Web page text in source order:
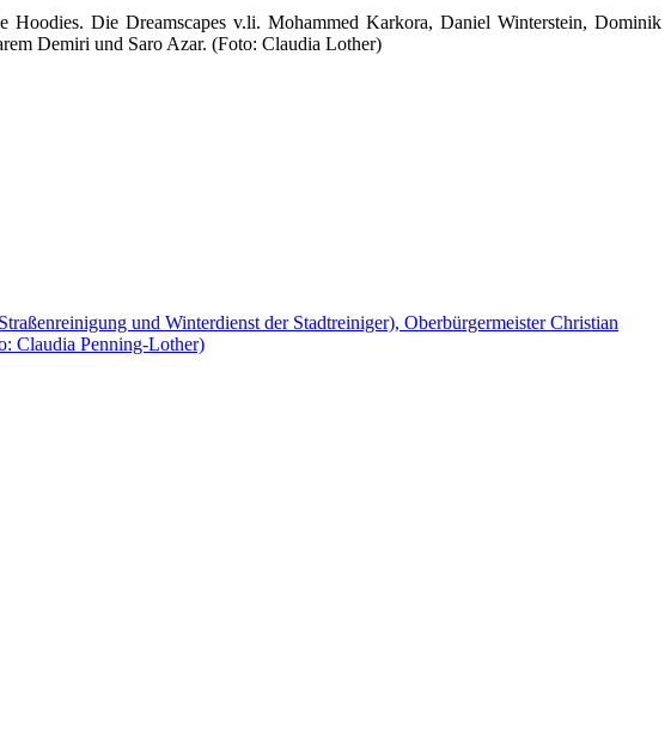
Hoodies. Die Dreamscapes v.li. Mohammed Karkora, Daniel Winterstein, Dominik
Demiri und Saro Azar. (Foto: Claudia Lother)